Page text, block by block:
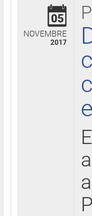
05
NOVEMBRE
2017